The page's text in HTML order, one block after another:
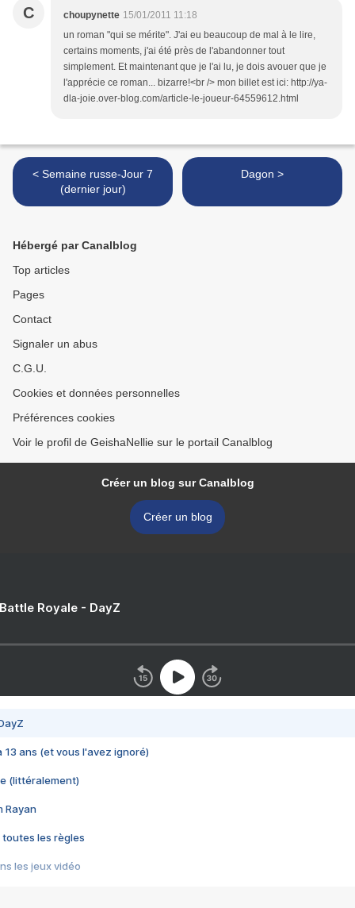
C choupynette 15/01/2011 11:18
un roman "qui se mérite". J'ai eu beaucoup de mal à le lire,
certains moments, j'ai été près de l'abandonner tout
simplement. Et maintenant que je l'ai lu, je dois avouer que je
l'apprécie ce roman... bizarre!<br /> mon billet est ici: http://ya-
dla-joie.over-blog.com/article-le-joueur-64559612.html
< Semaine russe-Jour 7
(dernier jour)
Dagon >
Hébergé par Canalblog
Top articles
Pages
Contact
Signaler un abus
C.G.U.
Cookies et données personnelles
Préférences cookies
Voir le profil de GeishaNellie sur le portail Canalblog
Créer un blog sur Canalblog
Créer un blog
Royale - DayZ
13 ans (et vous l'avez ignoré)
(littéralement)
Rayan
toutes les règles
les jeux vidéo